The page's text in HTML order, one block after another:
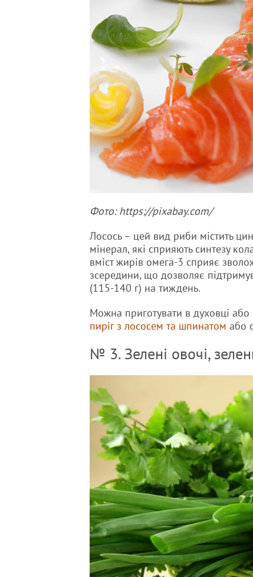
Фото: https://pixabay.com/
Лосось – цей вид риби містить
мінерал, які сприяють синтезу
вміст жирів омега-3 сприяє
зсередини, що дозволяє
(115-140 г) на тиждень.
Можна приготувати в духовці або
пиріг з лососем та шпинатом або
№ 3. Зелені овочі,